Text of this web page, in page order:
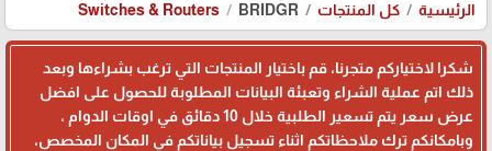
الرئيسية كل المنتجات Switches & Routers BRIDGR
شكرا لاختياركم متجرنا، قم باختيار المنتجات التي ترغب بشراءها وبعد
ذلك اتم عملية الشراء وتعبئة البيانات المطلوبة للحصول على افضل
عرض سعر يتم تسعير الطلبية خلال 10 دقائق في اوقات الدوام ،
وبامكانكم ترك ملاحظاتكم اثناء تسجيل بياناتكم في المكان المخصص،